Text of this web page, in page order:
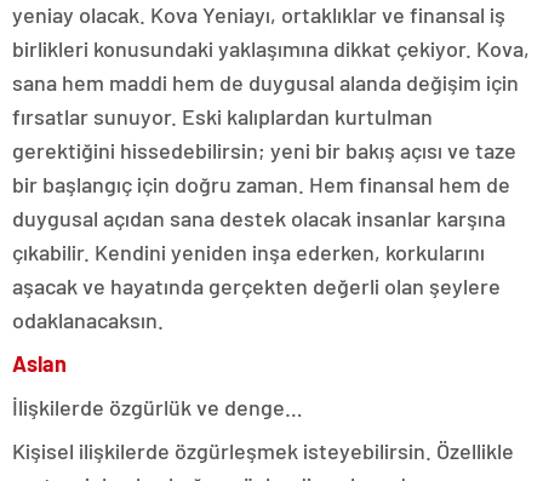
yeniay olacak. Kova Yeniayı, ortaklıklar ve finansal iş
birlikleri konusundaki yaklaşımına dikkat çekiyor. Kova,
sana hem maddi hem de duygusal alanda değişim için
fırsatlar sunuyor. Eski kalıplardan kurtulman
gerektiğini hissedebilirsin; yeni bir bakış açısı ve taze
bir başlangıç için doğru zaman. Hem finansal hem de
duygusal açıdan sana destek olacak insanlar karşına
çıkabilir. Kendini yeniden inşa ederken, korkularını
aşacak ve hayatında gerçekten değerli olan şeylere
odaklanacaksın.
Aslan
İlişkilerde özgürlük ve denge…
Kişisel ilişkilerde özgürleşmek isteyebilirsin. Özellikle